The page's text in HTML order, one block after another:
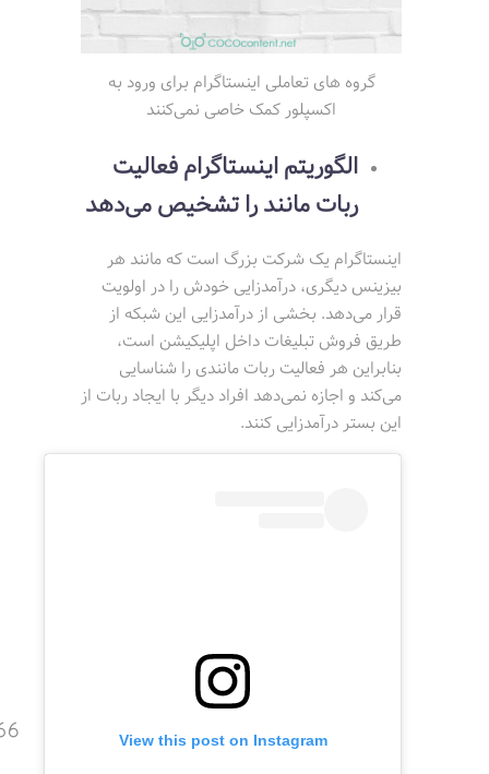
گروه های تعاملی اینستاگرام برای ورود به
اکسپلور کمک خاصی نمی‌کنند
الگوریتم اینستاگرام فعالیت
ربات مانند را تشخیص می‌دهد
اینستاگرام یک شرکت بزرگ است که مانند هر
بیزینس دیگری، درآمدزایی خودش را در اولویت
قرار می‌دهد. بخشی از درآمدزایی این شبکه از
طریق فروش تبلیغات داخل اپلیکیشن است،
بنابراین هر فعالیت ربات مانندی را شناسایی
می‌کند و اجازه نمی‌دهد افراد دیگر با ایجاد ربات از
این بستر درآمدزایی کنند.
View this post on Instagram